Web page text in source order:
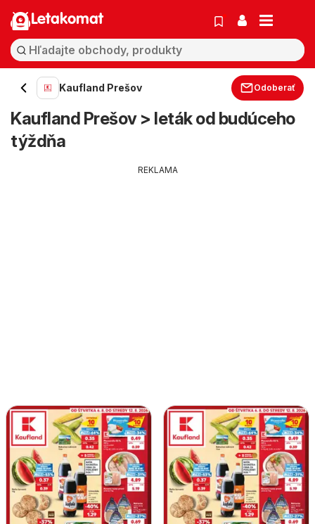
Letakomat
Kaufland Prešov Odoberať
Kaufland Prešov > leták od budúceho
týždňa
REKLAMA